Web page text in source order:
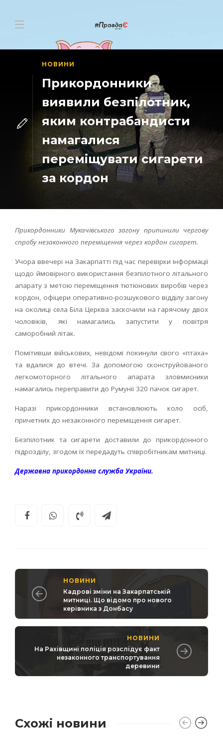
НОВИНИ
Прикордонники
виявили безпілотник,
яким контрабандисти
намагалися
переміщувати сигарети
за кордон
Прикордонники Мукачівського загону припинили чергову
спробу незаконного переміщення через кордон сигарет.
Учора ввечері на Закарпатті під час перевірки інформації
щодо ймовірного використання безпілотного літального
апарату з метою переміщення тютюнових виробів через
кордон, офіцери оперативно-розшукового відділу загону
на околиці села Біла Церква заскочили на гарячому двох
чоловіків, які намагались запустити у повітря
саморобний літак.
Помітивши військових, невідомі покинули свого «птаха»
та вдалися до втечі. За допомогою сконструйованого
легкомоторного літального апарата зловмисники
намагались переправити до Румунії 320 пачок сигарет.
Наразі прикордонники встановлюють коло осіб,
причетних до незаконного переміщення сигарет.
Безпілотник та сигарети доставили до прикордонного
підрозділу, згодом їх передадуть співробітникам митниці.
Державна прикордонна служба України.
НОВИНИ
Кадрові зміни на Закарпатській
митниці. Що відомо про нового
керівника з Донбасу
НОВИНИ
На Рахівщині поліція розслідує факт
незаконного транспортування
деревини
Схожі новини